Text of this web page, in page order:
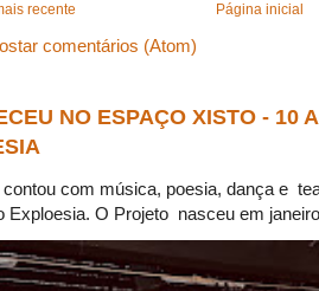
recente Página inicial
comentários (Atom)
NO ESPAÇO XISTO - 10
com música, poesia, dança e
Exploesia. O Projeto nasceu em